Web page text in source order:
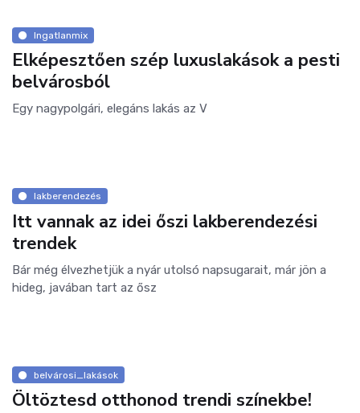
Ingatlanmix
Elképesztően szép luxuslakások a pesti
belvárosból
Egy nagypolgári, elegáns lakás az V
lakberendezés
Itt vannak az idei őszi lakberendezési
trendek
Bár még élvezhetjük a nyár utolsó napsugarait, már jön a
hideg, javában tart az ősz
belvárosi_lakások
Öltöztesd otthonod trendi színekbe!